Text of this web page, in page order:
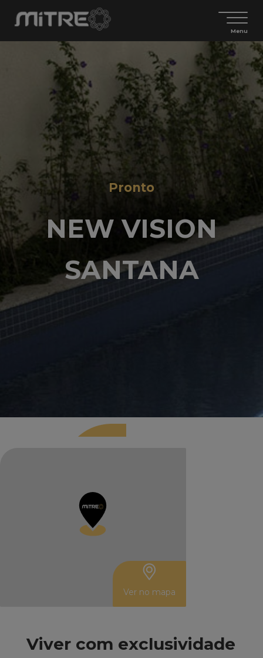
Menu
Pronto
NEW VISION
SANTANA
Ver no mapa
Viver com exclusividade